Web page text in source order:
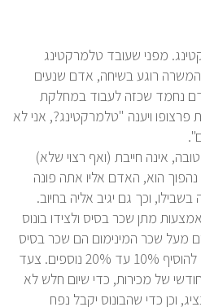
מפני שעובד טלמרקטינג
רוגע בשיחה, אדם שנעים
נחמד שכזה לעבוד במחלקת
ויענה "טלמרקטינג?, אני לא
אינה חייבת (ואף רצוי שלא)
הוא, האדם אליו אתה פונה
וכך גם יגיב אליה בחיוב.
מתן שכר בסיס ולצידו בונוס
מעל שכר המינימום הם שכר בסיס
מקובל, כאשר הבונוסים צריכים להוסיף 10% עד 20% נוספים. צעד
של מכירות, כדי שיום חלש לא
וכן כדי שהבונוס יקבל נפח